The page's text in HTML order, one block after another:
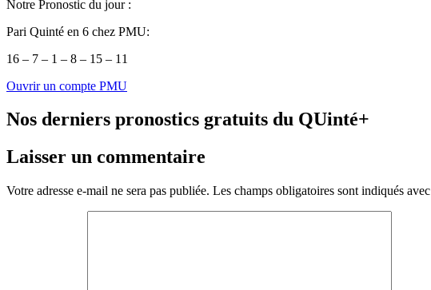
Notre Pronostic du jour :
Pari Quinté en 6 chez PMU:
16 – 7 – 1 – 8 – 15 – 11
Ouvrir un compte PMU
Nos derniers pronostics gratuits du QUinté+
Laisser un commentaire
Votre adresse e-mail ne sera pas publiée. Les champs obligatoires sont indiqués avec